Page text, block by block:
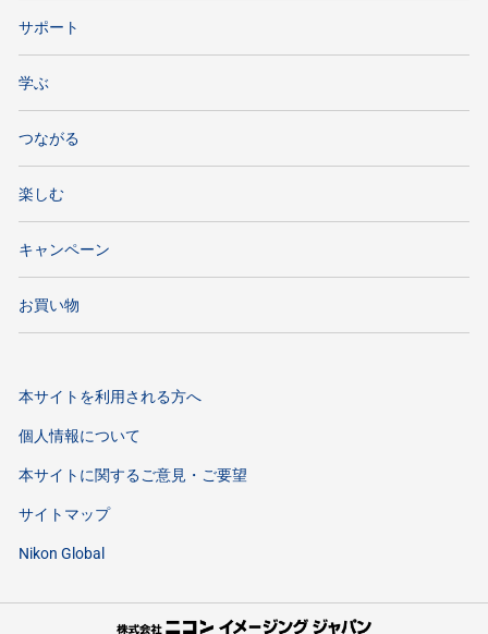
サポート
学ぶ
つながる
楽しむ
キャンペーン
お買い物
本サイトを利用される方へ
個人情報について
本サイトに関するご意見・ご要望
サイトマップ
Nikon Global